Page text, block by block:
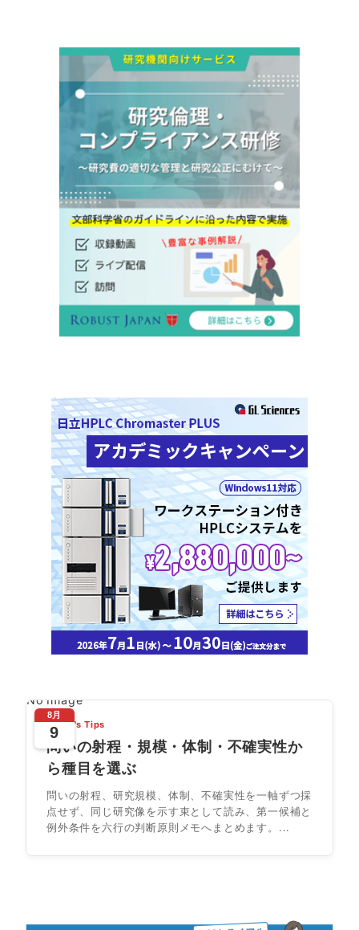
No Image
8月
9
Today's Tips
問いの射程・規模・体制・不確実性か
ら種目を選ぶ
問いの射程、研究規模、体制、不確実性を一軸ずつ採
点せず、同じ研究像を示す束として読み、第一候補と
例外条件を六行の判断原則メモへまとめます。...